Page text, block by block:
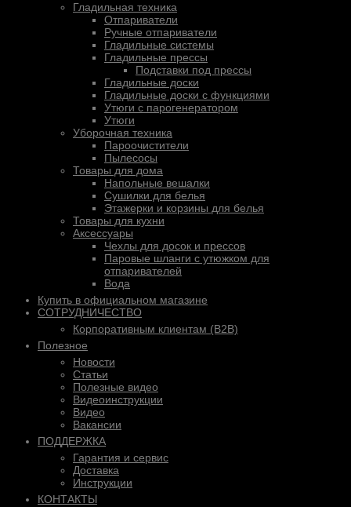
Гладильная техника
Отпариватели
Ручные отпариватели
Гладильные системы
Гладильные прессы
Подставки под прессы
Гладильные доски
Гладильные доски с функциями
Утюги с парогенератором
Утюги
Уборочная техника
Пароочистители
Пылесосы
Товары для дома
Напольные вешалки
Сушилки для белья
Этажерки и корзины для белья
Товары для кухни
Аксессуары
Чехлы для досок и прессов
Паровые шланги с утюжком для
отпаривателей
Вода
Купить в официальном магазине
СОТРУДНИЧЕСТВО
Корпоративным клиентам (B2B)
Полезное
Новости
Статьи
Полезные видео
Видеоинструкции
Видео
Вакансии
ПОДДЕРЖКА
Гарантия и сервис
Доставка
Инструкции
КОНТАКТЫ